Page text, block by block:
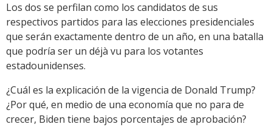
Los dos se perfilan como los candidatos de sus
respectivos partidos para las elecciones presidenciales
que serán exactamente dentro de un año, en una batalla
que podría ser un déjà vu para los votantes
estadounidenses.
¿Cuál es la explicación de la vigencia de Donald Trump?
¿Por qué, en medio de una economía que no para de
crecer, Biden tiene bajos porcentajes de aprobación?